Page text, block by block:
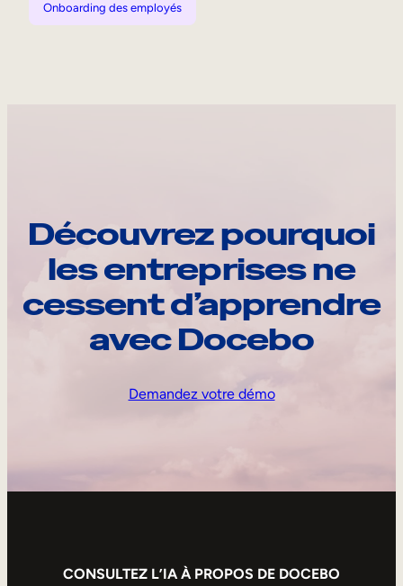
Onboarding des employés
Découvrez pourquoi
les entreprises ne
cessent d’apprendre
avec Docebo
Demandez votre démo
CONSULTEZ L’IA À PROPOS DE DOCEBO